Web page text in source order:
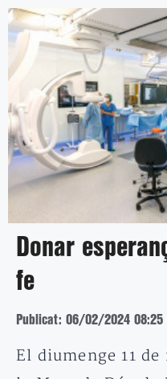
Donar
fe
Publicat: 06/02/2024 08:25
El diumenge 11